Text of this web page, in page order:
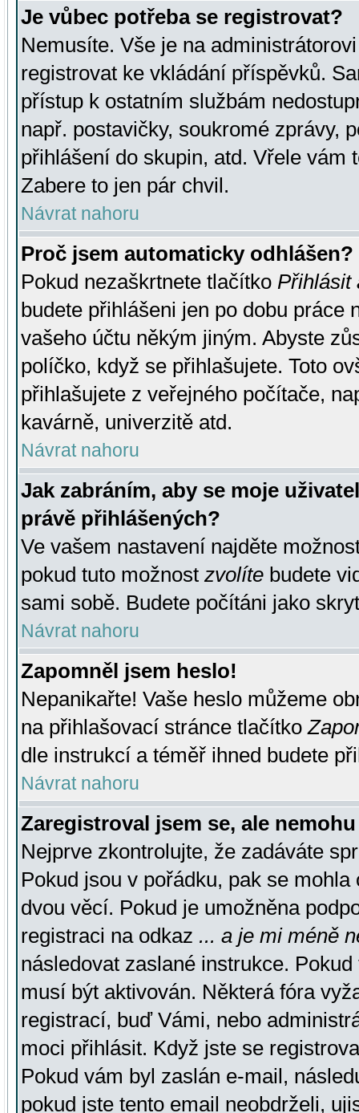
Je vůbec potřeba se registrovat?
Nemusíte. Vše je na
registrovat ke vkládání příspěvků.
přístup k ostatním službám
např. postavičky, soukromé zprávy,
přihlášení do skupin, atd. Vřele vám
Zabere to jen pár chvil.
Návrat nahoru
Proč jsem automaticky odhlášen?
Pokud nezaškrtnete tlačítko Přihlásit
budete přihlášeni jen po dobu práce
vašeho účtu někým jiným. Abyste
políčko, když se přihlašujete. Toto
přihlašujete z veřejného počítače,
kavárně, univerzitě atd.
Návrat nahoru
Jak zabráním, aby se moje
právě přihlášených?
Ve vašem nastavení najděte
pokud tuto možnost zvolíte budete
sami sobě. Budete počítáni jako
Návrat nahoru
Zapomněl jsem heslo!
Nepanikařte! Vaše heslo můžeme
na přihlašovací stránce tlačítko
dle instrukcí a téměř ihned budete
Návrat nahoru
Zaregistroval jsem se, ale
Nejprve zkontrolujte, že zadáváte
Pokud jsou v pořádku, pak se
dvou věcí. Pokud je umožněna
registraci na odkaz ... a je mi méně
následovat zaslané instrukce.
musí být aktivován. Některá fóra
registrací, buď Vámi, nebo
moci přihlásit. Když jste se
Pokud vám byl zaslán e-mail,
pokud jste tento email neobdrželi,